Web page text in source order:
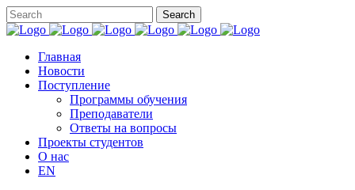
Главная
Новости
Поступление
Программы обучения
Преподаватели
Ответы на вопросы
Проекты студентов
О нас
EN